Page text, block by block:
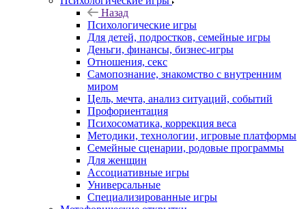
Назад
Психологические игры
Для детей, подростков, семейные игры
Деньги, финансы, бизнес-игры
Отношения, секс
Самопознание, знакомство с внутренним
миром
Цель, мечта, анализ ситуаций, событий
Профориентация
Психосоматика, коррекция веса
Методики, технологии, игровые платформы
Семейные сценарии, родовые программы
Для женщин
Ассоциативные игры
Универсальные
Специализированные игры